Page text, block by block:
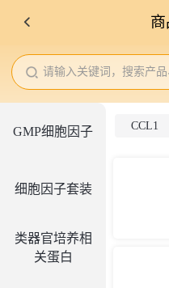
请输入关键词，搜索产
GMP细胞因子
细胞因子套装
类器官培养相
关蛋白
CCL1